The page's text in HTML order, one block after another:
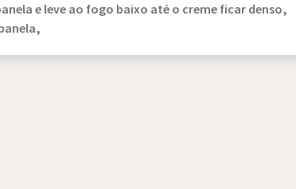
e leve ao fogo baixo até o creme ficar denso,